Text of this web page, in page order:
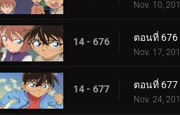
Nov. 10,
14 - 676
Nov. 17,
14 - 677
Nov. 24,